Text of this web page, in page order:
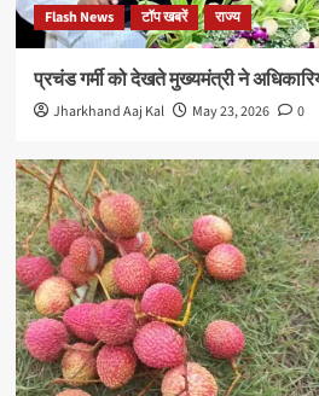
Flash News टॉप खबरें राज्य
प्रचंड गर्मी को देखते मुख्यमंत्री ने
Jharkhand Aaj Kal May 23, 2026 0